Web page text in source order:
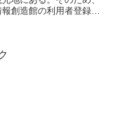
報創造館の利用者登録
の貸出、マルチメディ